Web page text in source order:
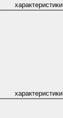
характеристики
характеристики